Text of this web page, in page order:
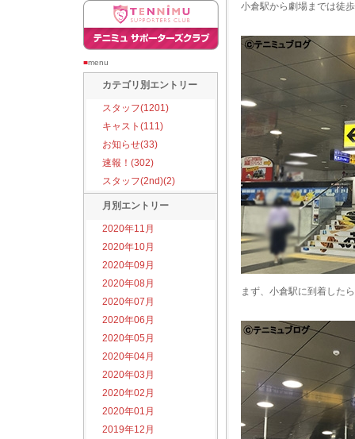
■menu
カテゴリ別エントリー
スタッフ(1201)
キャスト(111)
お知らせ(33)
速報！(302)
スタッフ(2nd)(2)
月別エントリー
2020年11月
2020年10月
2020年09月
2020年08月
2020年07月
2020年06月
2020年05月
2020年04月
2020年03月
2020年02月
2020年01月
2019年12月
小倉駅から劇場までは徒
まず、小倉駅に到着した